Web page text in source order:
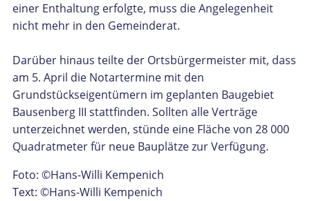
einer Enthaltung erfolgte, muss die Angelegenheit
nicht mehr in den Gemeinderat.
Darüber hinaus teilte der Ortsbürgermeister mit, dass
am 5. April die Notartermine mit den
Grundstückseigentümern im geplanten Baugebiet
Bausenberg III stattfinden. Sollten alle Verträge
unterzeichnet werden, stünde eine Fläche von 28 000
Quadratmeter für neue Bauplätze zur Verfügung.
Foto: ©Hans-Willi Kempenich
Text: ©Hans-Willi Kempenich